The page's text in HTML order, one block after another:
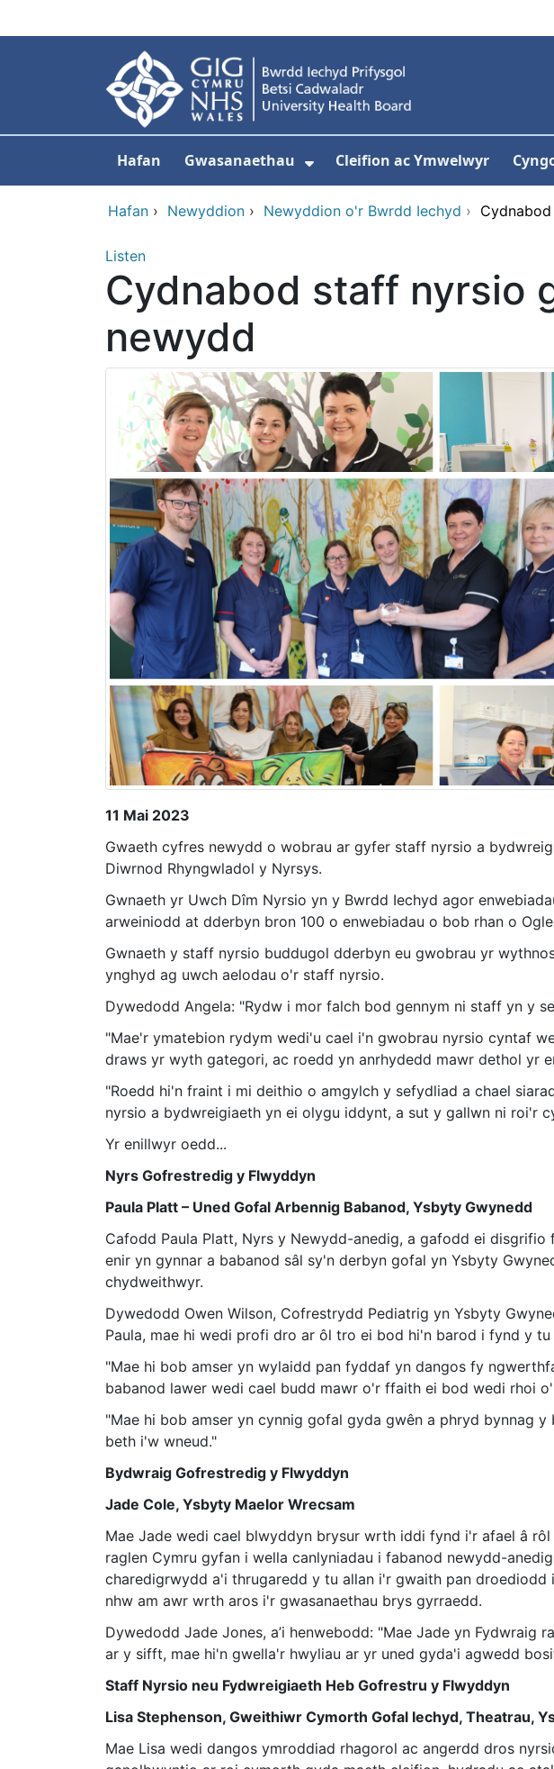
Hafan Gwasanaethau Cleifion ac Ymwelwyr
Hafan › Newyddion › Newyddion o'r Bwrdd Iechyd ›
Listen
Cydnabod staff nyrsio
newydd
11 Mai 2023
Gwaeth cyfres newydd o wobrau ar gyfer staff nyrsio a
Diwrnod Rhyngwladol y Nyrsys.
Gwnaeth yr Uwch Dîm Nyrsio yn y Bwrdd Iechyd agor
arweiniodd at dderbyn bron 100 o enwebiadau o bob rhan o
Gwnaeth y staff nyrsio buddugol dderbyn eu gwobrau yr
ynghyd ag uwch aelodau o'r staff nyrsio.
Dywedodd Angela: "Rydw i mor falch bod gennym ni staff yn y
"Mae'r ymatebion rydym wedi'u cael i'n gwobrau nyrsio cyntaf
draws yr wyth gategori, ac roedd yn anrhydedd mawr dethol yr
"Roedd hi'n fraint i mi deithio o amgylch y sefydliad a chael
nyrsio a bydwreigiaeth yn ei olygu iddynt, a sut y gallwn ni roi'r
Yr enillwyr oedd...
Nyrs Gofrestredig y Flwyddyn
Paula Platt – Uned Gofal Arbennig Babanod, Ysbyty Gwynedd
Cafodd Paula Platt, Nyrs y Newydd-anedig, a gafodd ei
enir yn gynnar a babanod sâl sy'n derbyn gofal yn Ysbyty
chydweithwyr.
Dywedodd Owen Wilson, Cofrestrydd Pediatrig yn Ysbyty
Paula, mae hi wedi profi dro ar ôl tro ei bod hi'n barod i fynd y
"Mae hi bob amser yn wylaidd pan fyddaf yn dangos fy
babanod lawer wedi cael budd mawr o'r ffaith ei bod wedi rhoi
"Mae hi bob amser yn cynnig gofal gyda gwên a phryd bynnag
beth i'w wneud."
Bydwraig Gofrestredig y Flwyddyn
Jade Cole, Ysbyty Maelor Wrecsam
Mae Jade wedi cael blwyddyn brysur wrth iddi fynd i'r afael â
raglen Cymru gyfan i wella canlyniadau i fabanod newydd-
charedigrwydd a'i thrugaredd y tu allan i'r gwaith pan
nhw am awr wrth aros i'r gwasanaethau brys gyrraedd.
Dywedodd Jade Jones, a’i henwebodd: "Mae Jade yn
ar y sifft, mae hi'n gwella'r hwyliau ar yr uned gyda'i agwedd
Staff Nyrsio neu Fydwreigiaeth Heb Gofrestru y Flwyddyn
Lisa Stephenson, Gweithiwr Cymorth Gofal Iechyd, Theatrau,
Mae Lisa wedi dangos ymroddiad rhagorol ac angerdd dros